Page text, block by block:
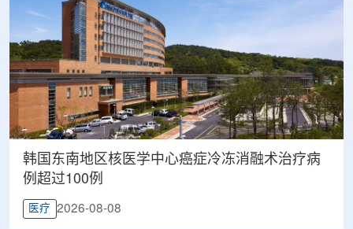
韩国东南地区核医学中心癌症冷冻消融术治疗病
例超过100例
医疗 2026-08-08